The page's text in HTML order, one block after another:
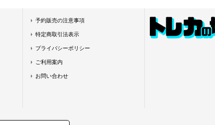
予約販売の注意事項
特定商取引法表示
プライバシーポリシー
ご利用案内
お問い合わせ